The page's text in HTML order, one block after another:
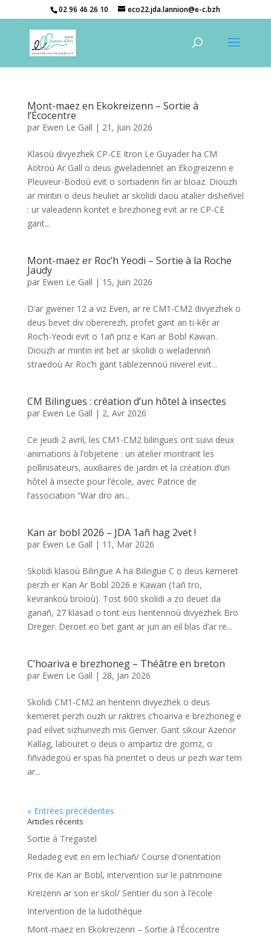
02 96 46 26 10 eco22.jda.lannion@e-c.bzh
Mont-maez en Ekokreizenn – Sortie à
l’Écocentre
par Ewen Le Gall | 21, Juin 2026
Klasoù divyezhek CP-CE Itron Le Guyader ha CM
Aotroù Ar Gall o deus gweladennet an Ekogreizenn e
Pleuveur-Bodoù evit o sortiadenn fin ar bloaz. Diouzh
ar mintin o deus heuliet ar skolidi daou atalier disheñvel
: ur valeadenn kontet e brezhoneg evit ar re CP-CE
gant...
Mont-maez er Roc’h Yeodi – Sortie à la Roche
Jaudy
par Ewen Le Gall | 15, Juin 2026
D’ar gwener 12 a viz Even, ar re CM1-CM2 divyezhek o
deus bevet div obererezh, profet gant an ti-kêr ar
Roc’h-Yeodi evit o 1añ priz e Kan ar Bobl Kawan.
Diouzh ar mintin int bet ar skolidi o weladenniñ
straedoù Ar Roc’h gant tablezennoù niverel evit...
CM Bilingues : création d’un hôtel à insectes
par Ewen Le Gall | 2, Avr 2026
Ce jeudi 2 avril, les CM1-CM2 bilingues ont suivi deux
animations à l’objeterie : un atelier montrant les
pollinisateurs, auxiliaires de jardin et la création d’un
hôtel à insecte pour l’école, avec Patrice de
l’association “War dro an...
Kan ar bobl 2026 – JDA 1añ hag 2vet !
par Ewen Le Gall | 11, Mar 2026
Skolidi klasoù Bilingue A ha Bilingue C o deus kemeret
perzh er Kan Ar Bobl 2026 e Kawan (1añ tro,
kevrankoù broioù). Tost 600 skolidi a zo deuet da
ganañ, 27 klasad o tont eus hentennoù divyezhek Bro
Dreger. Deroet eo bet gant ar juri an eil blas d’ar re...
C’hoariva e brezhoneg – Théâtre en breton
par Ewen Le Gall | 28, Jan 2026
Skolidi CM1-CM2 an hentenn divyezhek o deus
kemeret perzh ouzh ur raktres c’hoariva e brezhoneg e
pad eilvet sizhunvezh mis Genver. Gant sikour Azenor
Kallag, labouret o deus o ampartiz dre gomz, o
fiñvadegoù er spas ha prientet o deus ur pezh war tem
ar...
« Entrées précédentes
Articles récents
Sortie à Tregastel
Redadeg evit en em lec’hiañ/ Course d’orientation
Prix de Kan ar Bobl, intervention sur le patrimoine
Kreizenn ar son er skol/ Sentier du son à l’école
Intervention de la ludothèque
Mont-maez en Ekokreizenn – Sortie à l’Écocentre